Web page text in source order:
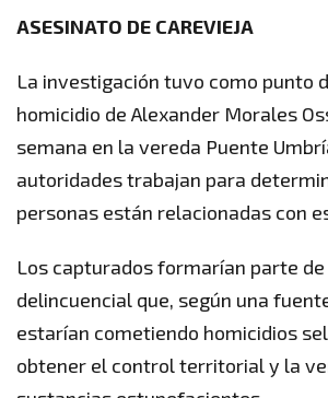
ASESINATO DE CAREVIEJA
La investigación tuvo como punto
homicidio de Alexander Morales
semana en la vereda Puente
autoridades trabajan para
personas están relacionadas con
Los capturados formarían parte de
delincuencial que, según una
estarían cometiendo homicidios
obtener el control territorial y la